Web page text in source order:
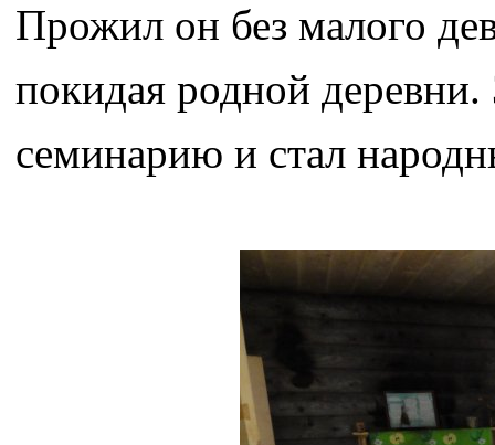
Прожил он без малого
покидая родной деревни.
семинарию и стал